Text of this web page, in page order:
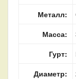
Металл:
Масса:
Гурт:
Диаметр: